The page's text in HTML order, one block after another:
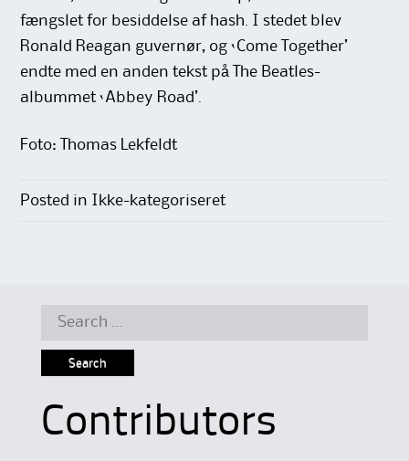
fængslet for besiddelse af hash. I stedet blev
Ronald Reagan guvernør, og ‘Come Together’
endte med en anden tekst på The Beatles-
albummet ‘Abbey Road’.
Foto: Thomas Lekfeldt
Posted in Ikke-kategoriseret
Search
Contributors